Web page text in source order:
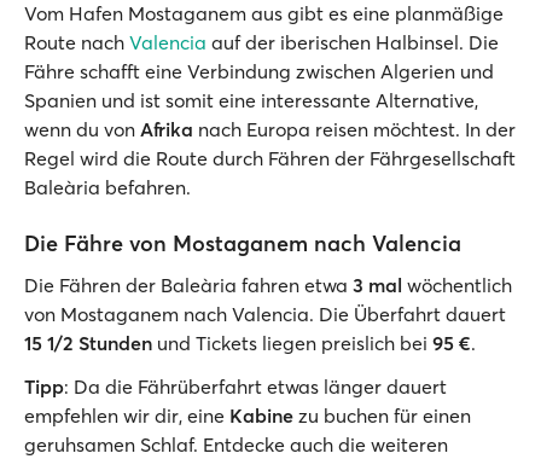
Vom Hafen Mostaganem aus gibt es eine planmäßige
Route nach Valencia auf der iberischen Halbinsel. Die
Fähre schafft eine Verbindung zwischen Algerien und
Spanien und ist somit eine interessante Alternative,
wenn du von Afrika nach Europa reisen möchtest. In der
Regel wird die Route durch Fähren der Fährgesellschaft
Baleària befahren.
Die Fähre von Mostaganem nach Valencia
Die Fähren der Baleària fahren etwa 3 mal wöchentlich
von Mostaganem nach Valencia. Die Überfahrt dauert
15 1/2 Stunden und Tickets liegen preislich bei 95 €.
Tipp: Da die Fährüberfahrt etwas länger dauert
empfehlen wir dir, eine Kabine zu buchen für einen
geruhsamen Schlaf. Entdecke auch die weiteren